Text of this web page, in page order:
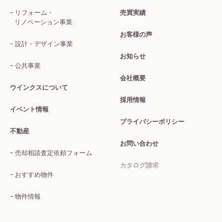
リフォーム・
リノベーション事業
設計・デザイン事業
公共事業
ウインクスについて
イベント情報
不動産
売却相談査定依頼フォーム
おすすめ物件
物件情報
売買実績
お客様の声
お知らせ
会社概要
採用情報
プライバシーポリシー
お問い合わせ
カタログ請求